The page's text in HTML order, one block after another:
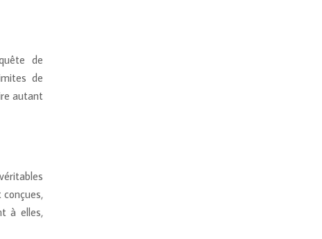
de
de
autant
à elles,